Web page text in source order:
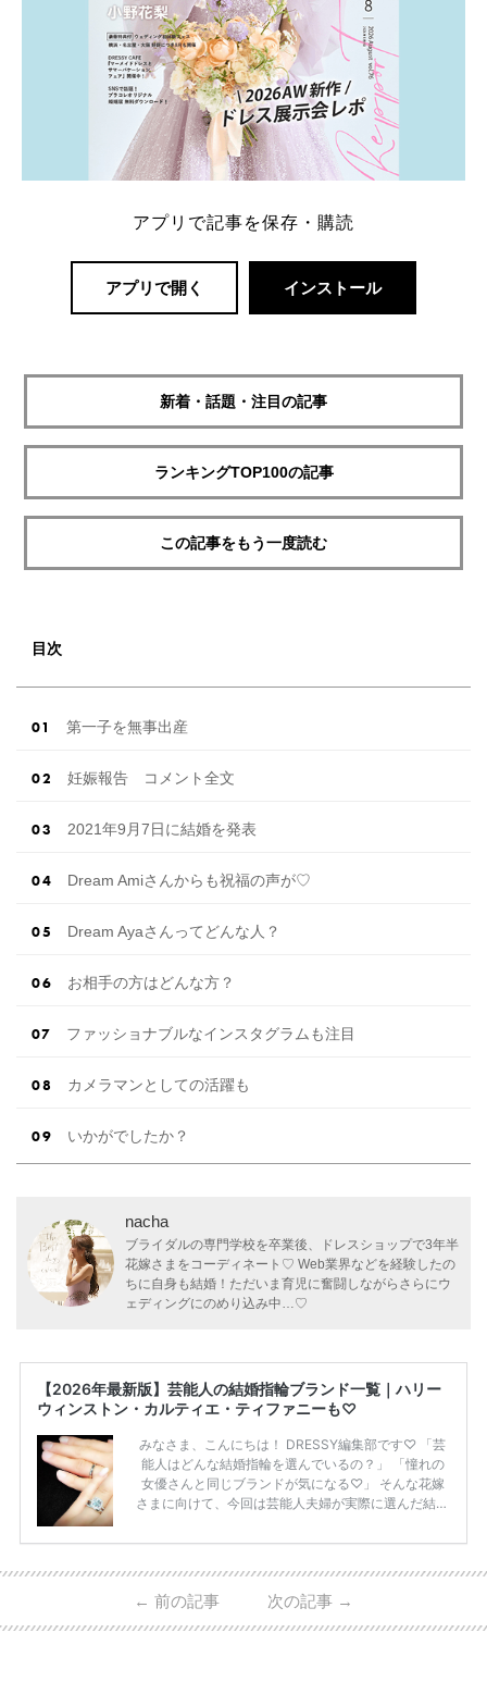
アプリで記事を保存・購読
アプリで開く インストール
新着・話題・注目の記事
ランキングTOP100の記事
この記事をもう一度読む
目次
第一子を無事出産
妊娠報告 コメント全文
2021年9月7日に結婚を発表
Dream Amiさんからも祝福の声が♡
Dream Ayaさんってどんな人？
お相手の方はどんな方？
ファッショナブルなインスタグラムも注目
カメラマンとしての活躍も
いかがでしたか？
nacha
ブライダルの専門学校を卒業後、ドレスショップで3年半
花嫁さまをコーディネート♡ Web業界などを経験したの
ちに自身も結婚！ただいま育児に奮闘しながらさらにウ
ェディングにのめり込み中…♡
【2026年最新版】芸能人の結婚指輪ブランド一覧｜ハリー
ウィンストン・カルティエ・ティファニーも♡
みなさま、こんにちは！ DRESSY編集部です♡ 「芸
能人はどんな結婚指輪を選んでいるの？」 「憧れの
女優さんと同じブランドが気になる♡」 そんな花嫁
さまに向けて、今回は芸能人夫婦が実際に選んだ結婚
ーウィンストンやカルティエ、ティファニーなど世界
日本で人気のブランドまで幅広くご紹介。 さらに、
・愛用している芸能人夫婦 ・リングの特徴や魅力 ・
← 前の記事 次の記事 →